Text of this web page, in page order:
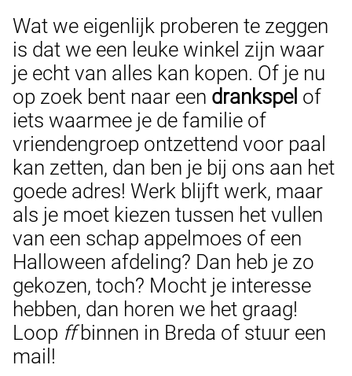
Wat we eigenlijk proberen te zeggen
is dat we een leuke winkel zijn waar
je echt van alles kan kopen. Of je nu
op zoek bent naar een drankspel of
iets waarmee je de familie of
vriendengroep ontzettend voor paal
kan zetten, dan ben je bij ons aan het
goede adres! Werk blijft werk, maar
als je moet kiezen tussen het vullen
van een schap appelmoes of een
Halloween afdeling? Dan heb je zo
gekozen, toch? Mocht je interesse
hebben, dan horen we het graag!
Loop ffbinnen in Breda of stuur een
mail!